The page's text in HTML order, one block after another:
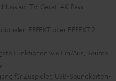
am TV-Gerät, 4K-Pass-
EFFEKT oder EFFEKT 2
Funktionen wie Ein/Aus, Source,
für Zuspieler, USB-Soundkarten-